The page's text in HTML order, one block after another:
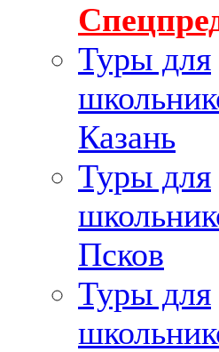
Туры для
Казань
Туры для
Псков
Туры для